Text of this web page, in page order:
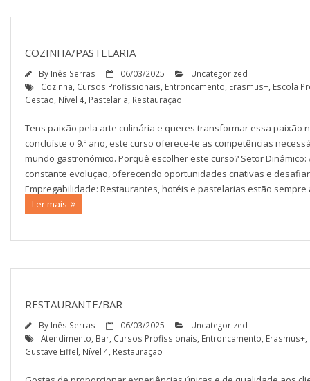
COZINHA/PASTELARIA
By Inês Serras 06/03/2025
Uncategorized
Cozinha Cursos Profissionais Entroncamento Erasmus+ Escola
Gestão Nível 4 Pastelaria Restauração
Tens paixão pela arte culinária e queres transformar essa paixão
concluíste o 9.º ano, este curso oferece-te as competências
mundo gastronómico. Porquê escolher este curso? Setor
constante evolução, oferecendo oportunidades criativas e
Empregabilidade: Restaurantes, hotéis e pastelarias estão sempre
Ler mais
RESTAURANTE/BAR
By Inês Serras 06/03/2025
Uncategorized
Atendimento Bar Cursos Profissionais Entroncamento Erasmus+
Gustave Eiffel Nível 4 Restauração